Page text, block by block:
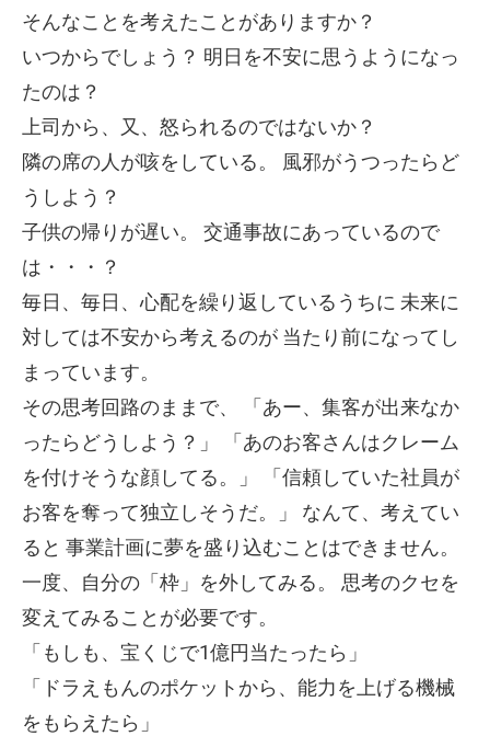
そんなことを考えたことがありますか？
いつからでしょう？ 明日を不安に思うようになっ
たのは？
上司から、又、怒られるのではないか？
隣の席の人が咳をしている。
風邪がうつったらど
うしよう？
子供の帰りが遅い。
交通事故にあっているので
は・・・？
毎日、毎日、心配を繰り返しているうちに 未来に
対しては不安から考えるのが 当たり前になってし
まっています。
その思考回路のままで、
「あー、集客が出来なか
ったらどうしよう？」
「あのお客さんはクレーム
を付けそうな顔してる。」
「信頼していた社員が
お客を奪って独立しそうだ。」
なんて、考えてい
ると 事業計画に夢を盛り込むことはできません。
一度、自分の「枠」を外してみる。
思考のクセを
変えてみることが必要です。
「もしも、宝くじで1億円当たったら」
「ドラえもんのポケットから、能力を上げる機械
をもらえたら」